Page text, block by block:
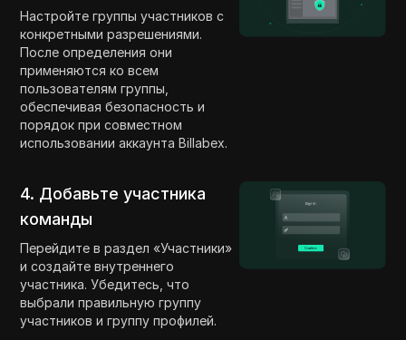
Настройте группы участников с
конкретными разрешениями.
После определения они
применяются ко всем
пользователям группы,
обеспечивая безопасность и
порядок при совместном
использовании аккаунта Billabex.
4. Добавьте участника
команды
Перейдите в раздел «Участники»
и создайте внутреннего
участника. Убедитесь, что
выбрали правильную группу
участников и группу профилей.